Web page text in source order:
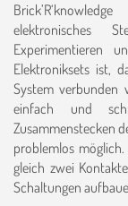
elektronisches
Experimentieren
Elektroniksets ist,
System verbunden
einfach und
Zusammenstecken
problemlos
gleich zwei
Schaltungen